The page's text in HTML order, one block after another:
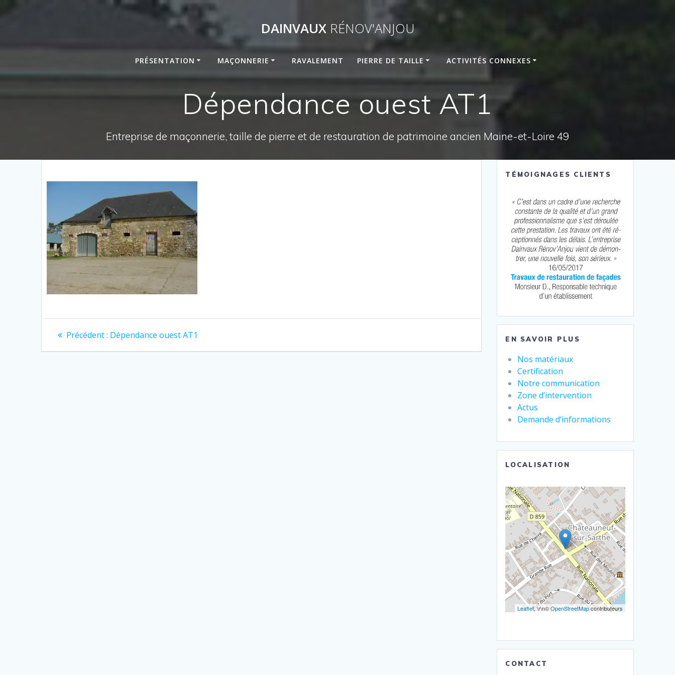
DAINVAUXRÉNOV'ANJOU
PRÉSENTATION MAÇONNERIE RAVALEMENT PIERRE DE TAILLE ACTIVITÉS CONNEXES
Dépendance ouest AT1
Entreprise de maçonnerie, taille de pierre et de restauration de patrimoine ancien Maine-et-Loire 49
Navigation
de
Précédent : Article
Dépendance ouest AT1
TÉMOIGNAGES CLIENTS
EN SAVOIR PLUS
Nos matériaux
Certification
Notre communication
Zone d’intervention
Actus
Demande d’informations
LOCALISATION
Leaflet, \r\n©OpenStreetMapcontributeurs
CONTACT